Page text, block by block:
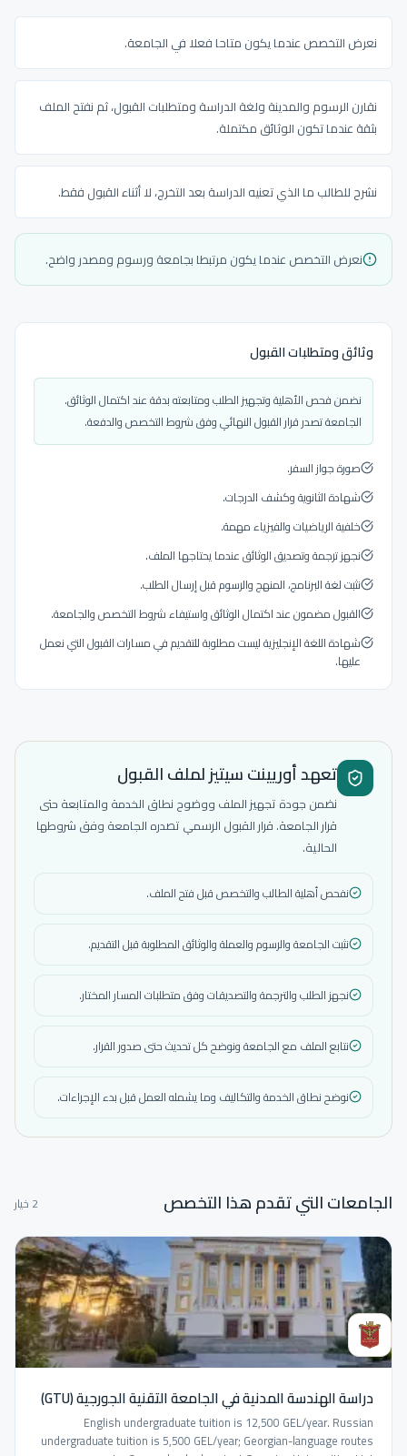
نعرض التخصص عندما يكون متاحا فعلا في الجامعة.
نقارن الرسوم والمدينة ولغة الدراسة ومتطلبات القبول، ثم نفتح الملف
بثقة عندما تكون الوثائق مكتملة.
نشرح للطالب ما الذي تعنيه الدراسة بعد التخرج، لا أثناء القبول فقط.
نعرض التخصص عندما يكون مرتبطا بجامعة ورسوم ومصدر واضح.
وثائق ومتطلبات القبول
نضمن فحص الأهلية وتجهيز الطلب ومتابعته بدقة عند اكتمال الوثائق.
الجامعة تصدر قرار القبول النهائي وفق شروط التخصص والدفعة.
صورة جواز السفر.
شهادة الثانوية وكشف الدرجات.
خلفية الرياضيات والفيزياء مهمة.
نجهز ترجمة وتصديق الوثائق عندما يحتاجها الملف.
نثبت لغة البرنامج، المنهج والرسوم قبل إرسال الطلب.
القبول مضمون عند اكتمال الوثائق واستيفاء شروط التخصص والجامعة.
شهادة اللغة الإنجليزية ليست مطلوبة للتقديم في مسارات القبول التي نعمل
عليها.
تعهد أوريينت سيتيز لملف القبول
نضمن جودة تجهيز الملف ووضوح نطاق الخدمة والمتابعة حتى
قرار الجامعة. قرار القبول الرسمي تصدره الجامعة وفق شروطها
الحالية.
نفحص أهلية الطالب والتخصص قبل فتح الملف.
نثبت الجامعة والرسوم والعملة والوثائق المطلوبة قبل التقديم.
نجهز الطلب والترجمة والتصديقات وفق متطلبات المسار المختار.
نتابع الملف مع الجامعة ونوضح كل تحديث حتى صدور القرار.
نوضح نطاق الخدمة والتكاليف وما يشمله العمل قبل بدء الإجراءات.
الجامعات التي تقدم هذا التخصص 2 خيار
دراسة الهندسة المدنية في الجامعة التقنية الجورجية (GTU)
English undergraduate tuition is 12,500 GEL/year. Russian
undergraduate tuition is 5,500 GEL/year; Georgian-language routes